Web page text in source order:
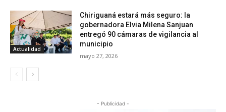
Actualidad
Chiriguaná estará más seguro: la
gobernadora Elvia Milena Sanjuan
entregó 90 cámaras de vigilancia al
municipio
mayo 27, 2026
- Publicidad -